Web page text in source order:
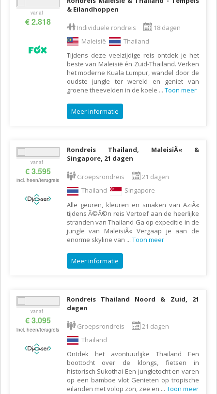
vanaf
€ 2.818
& Eilandhoppen
Individuele rondreis
18 dagen
Maleisië
Thailand
Tijdens deze veelzijdige reis ontdek je het
beste van Maleisië én Zuid-Thailand. Verken
het moderne Kuala Lumpur, wandel door de
oudste jungle ter wereld en geniet van
groene theevelden in de koele ... Toon meer
Meer informatie
vanaf
€ 3.595
incl. heen/terugreis
Rondreis Thailand, MaleisiÃ« &
Singapore, 21 dagen
Groepsrondreis
21 dagen
Thailand
Singapore
Alle geuren, kleuren en smaken van AziÃ«
tijdens Ã©Ã©n reis Vertoef aan de heerlijke
stranden van Thailand Ga op expeditie in de
jungle van MaleisiÃ« Vergaap je aan de
enorme skyline van ... Toon meer
Meer informatie
vanaf
€ 3.095
incl. heen/terugreis
Rondreis Thailand Noord & Zuid, 21
dagen
Groepsrondreis
21 dagen
Thailand
Ontdek het avontuurlijke Thailand Een
boottocht over de klongs, fietsen in
historisch Sukothai Een jungletocht en varen
op een bamboe vlot Genieten op tropische
eilanden met volop zon, zee en ... Toon meer